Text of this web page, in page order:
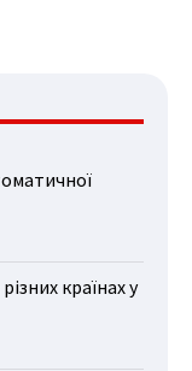
країнах у